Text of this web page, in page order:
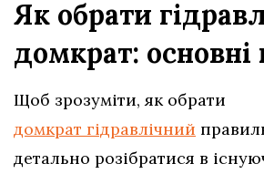
Як обрати
домкрат: основні
Щоб зрозуміти, як обрати
домкрат гідравлічний
детально розібратися в